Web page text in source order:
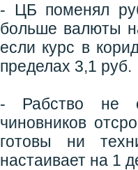
- ЦБ поменял
больше валюты
если курс в
пределах 3,1 руб.
- Рабство не
чиновников
готовы ни
настаивает на 1